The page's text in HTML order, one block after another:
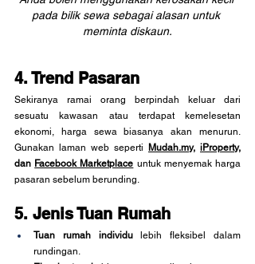
pada bilik sewa sebagai alasan untuk
meminta diskaun.
4. Trend Pasaran
Sekiranya ramai orang berpindah keluar dari
sesuatu kawasan atau terdapat kemelesetan
ekonomi, harga sewa biasanya akan menurun.
Gunakan laman web seperti Mudah.my, iProperty,
dan Facebook Marketplace untuk menyemak harga
pasaran sebelum berunding.
5. Jenis Tuan Rumah
Tuan rumah individu lebih fleksibel dalam
rundingan.